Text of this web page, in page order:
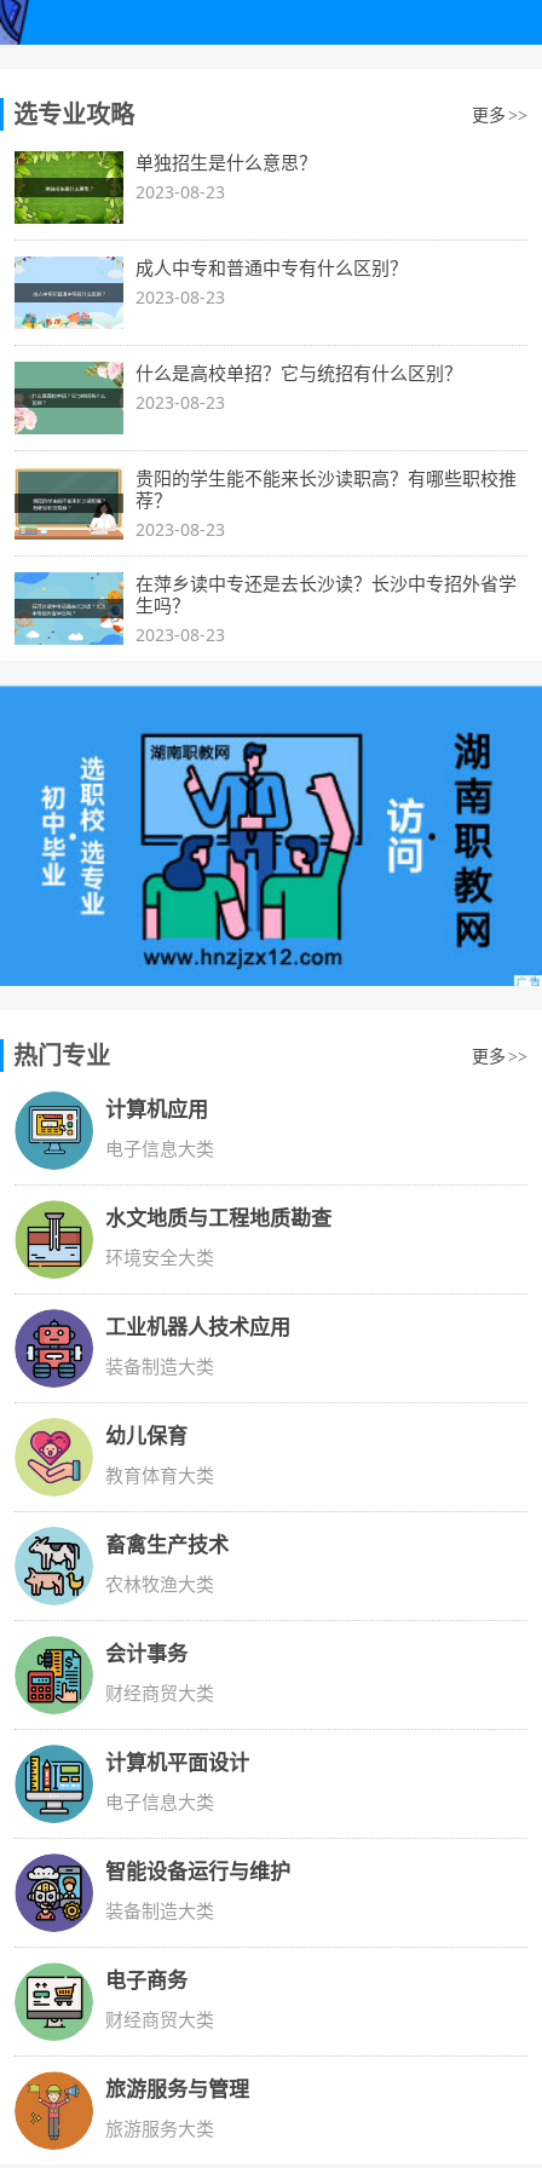
选专业攻略 更多 >>
单独招生是什么意思？
2023-08-23
成人中专和普通中专有什么区别？
2023-08-23
什么是高校单招？它与统招有什么区别？
2023-08-23
贵阳的学生能不能来长沙读职高？有哪些职校推
荐？
2023-08-23
在萍乡读中专还是去长沙读？长沙中专招外省学
生吗？
2023-08-23
热门专业 更多 >>
计算机应用
电子信息大类
水文地质与工程地质勘查
环境安全大类
工业机器人技术应用
装备制造大类
幼儿保育
教育体育大类
畜禽生产技术
农林牧渔大类
会计事务
财经商贸大类
计算机平面设计
电子信息大类
智能设备运行与维护
装备制造大类
电子商务
财经商贸大类
旅游服务与管理
旅游服务大类